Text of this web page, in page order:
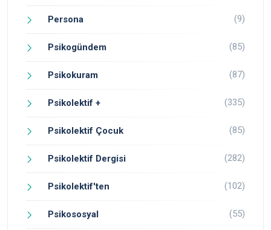
Persona (9)
Psikogündem (85)
Psikokuram (87)
Psikolektif + (335)
Psikolektif Çocuk (85)
Psikolektif Dergisi (282)
Psikolektif'ten (102)
Psikososyal (55)